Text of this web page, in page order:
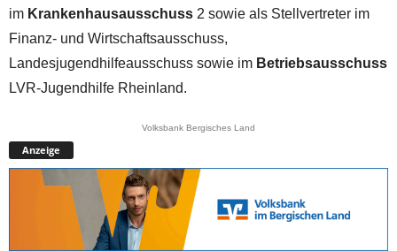
im Krankenhausausschuss 2 sowie als Stellvertreter im
Finanz- und Wirtschaftsausschuss,
Landesjugendhilfeausschuss sowie im Betriebsausschuss
LVR-Jugendhilfe Rheinland.
Volksbank Bergisches Land
Anzeige